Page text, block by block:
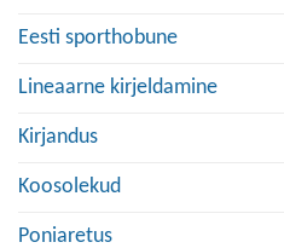
Eesti sporthobune
Lineaarne kirjeldamine
Kirjandus
Koosolekud
Poniaretus